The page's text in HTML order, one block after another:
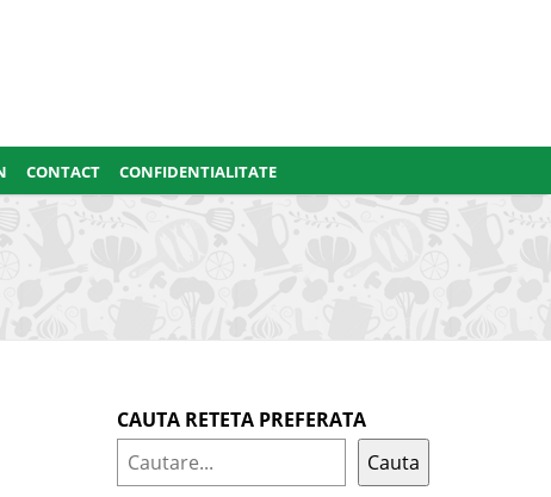
CONTACT CONFIDENTIALITATE
CAUTA RETETA PREFERATA
Cauta